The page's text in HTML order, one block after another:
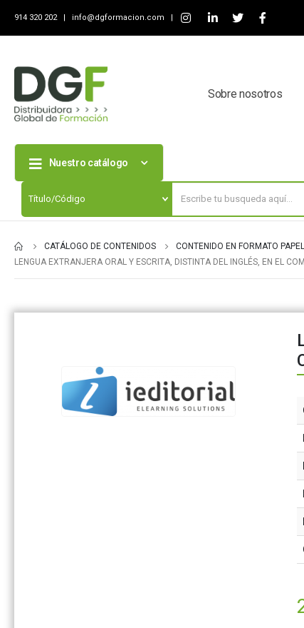
914 320 202 | info@dgformacion.com |
Sobre nosotros
Nuestro catálogo
CATÁLOGO DE CONTENIDOS CONTENIDO EN FORMATO PAPEL
LENGUA EXTRANJERA ORAL Y ESCRITA, DISTINTA DEL INGLÉS, EN EL